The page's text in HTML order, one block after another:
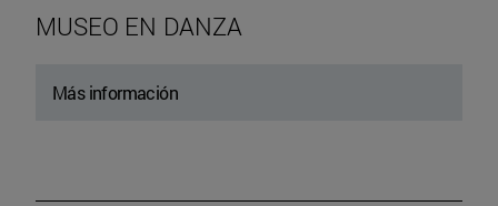
MUSEO EN DANZA
Más información